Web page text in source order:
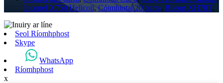
Inconel X750 Helicoil,Cóimhiotal 20 barra, Bileog XH78T,
Seol Ríomhphost
Skype
WhatsApp
Ríomhphost
x